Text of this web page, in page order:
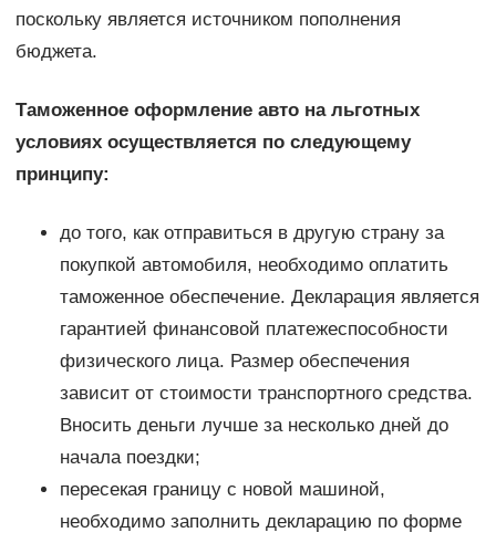
поскольку является источником пополнения
бюджета.
Таможенное оформление авто на льготных
условиях осуществляется по следующему
принципу:
до того, как отправиться в другую страну за
покупкой автомобиля, необходимо оплатить
таможенное обеспечение. Декларация является
гарантией финансовой платежеспособности
физического лица. Размер обеспечения
зависит от стоимости транспортного средства.
Вносить деньги лучше за несколько дней до
начала поездки;
пересекая границу с новой машиной,
необходимо заполнить декларацию по форме